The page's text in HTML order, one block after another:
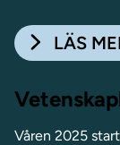
LÄS
Våren 2025